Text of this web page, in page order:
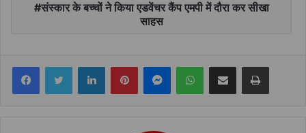
संस्कार के बच्चों ने किया एडवेंचर कैंप एमपी में दौरा कर सीखा
साहस
FacebookTwitter LinkedInPinterestMessengerWhatsAppShare via Email Print